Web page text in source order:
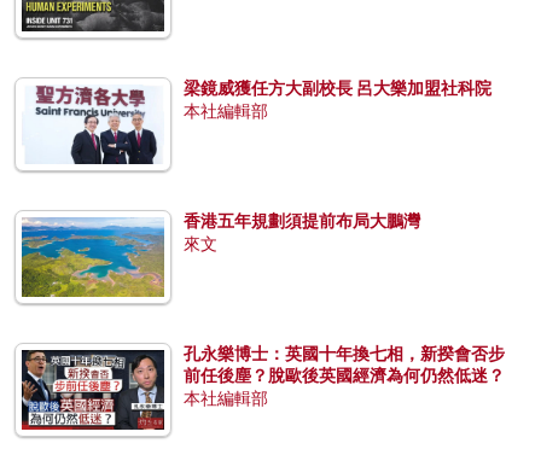
梁鏡威獲任方大副校長 呂大樂加盟社科院
本社編輯部
香港五年規劃須提前布局大鵬灣
來文
孔永樂博士：英國十年換七相，新揆會否步
前任後塵？脫歐後英國經濟為何仍然低迷？
本社編輯部